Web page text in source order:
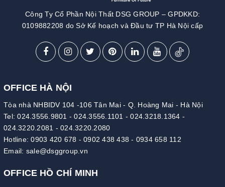
Công Ty Cổ Phần Nội Thất DSG GROUP – GPDKKD:
0109882208 do Sở Kế hoạch và Đầu tư TP Hà Nội cấp
OFFICE HÀ NỘI
Tòa nhà NHBIDV 104 -106 Tân Mai - Q. Hoàng Mai - Hà Nội
Tel:024.3556.9801 -024.3556.1101 -024.3218.1364 -
024.3220.2081 - 024.3220.2080
Hotline:0903 420 678 - 0902 438 438 - 0934 658 112
Email: sale@dsggroup.vn
OFFICE HỒ CHÍ MINH